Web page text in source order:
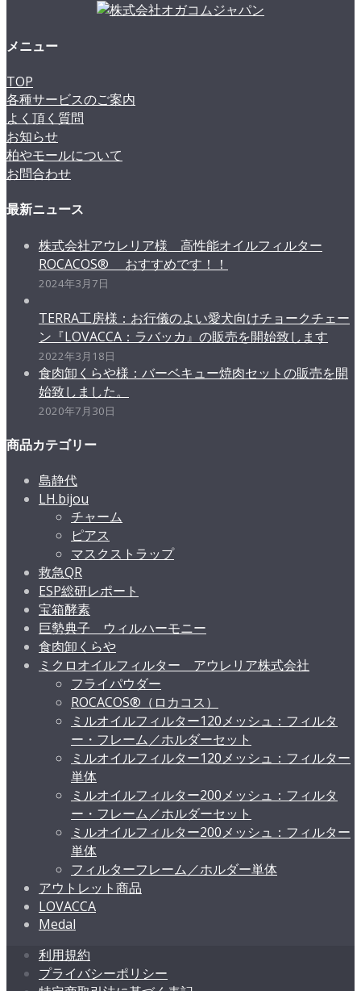
メニュー
TOP
各種サービスのご案内
よく頂く質問
お知らせ
柏やモールについて
お問合わせ
最新ニュース
株式会社アウレリア様 高性能オイルフィルター
ROCACOS® おすすめです！！
2024年3月7日
TERRA工房様：お行儀のよい愛犬向けチョークチェー
ン『LOVACCA：ラバッカ』の販売を開始致します
2022年3月18日
食肉卸くらや様：バーベキュー焼肉セットの販売を開
始致しました。
2020年7月30日
商品カテゴリー
島静代
LH.bijou
チャーム
ピアス
マスクストラップ
救急QR
ESP総研レポート
宝箱酵素
巨勢典子 ウィルハーモニー
食肉卸くらや
ミクロオイルフィルター アウレリア株式会社
フライパウダー
ROCACOS®（ロカコス）
ミルオイルフィルター120メッシュ：フィルタ
ー・フレーム／ホルダーセット
ミルオイルフィルター120メッシュ：フィルター
単体
ミルオイルフィルター200メッシュ：フィルタ
ー・フレーム／ホルダーセット
ミルオイルフィルター200メッシュ：フィルター
単体
フィルターフレーム／ホルダー単体
アウトレット商品
LOVACCA
Medal
利用規約
プライバシーポリシー